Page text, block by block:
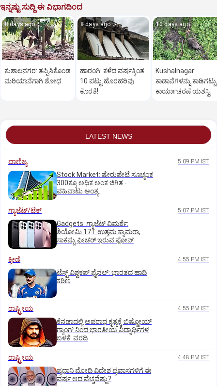
ಇನ್ನಷ್ಟು ಸುದ್ದಿ ಈ ವಿಭಾಗದಿಂದ
8 days ago
ಕುಶಾಲನಗರ: ತಪ್ಪಿಸಿಕೊಂಡ
ಮರಿಯಾನೆಗಾಗಿ ಶೋಧ
8 days ago
ಹಾರಂಗಿ: ಕಳೆದ ವರ್ಷಕ್ಕಿಂತ
10 ಪಟ್ಟು ಹೊರಹರಿವು
ಕೊರತೆ!
10 days ago
Kushalnagar:
ಕಾಡಾನೆಗಳನ್ನು
ಕಾರ್ಯಾಚರಣೆ ಯಶಸ್ವಿ
LATEST NEWS
ವಾಣಿಜ್ಯ 5:09 PM IST
Stock Market: ಷೇರುಪೇಟೆ ಸೂಚ್ಯಂಕ
300ಕ್ಕೂ ಅಧಿಕ ಅಂಕ ಜಿಗಿತ -
ವಹಿವಾಟು ಅಂತ್ಯ
ಗ್ಯಾಜೆಟ್/ಟೆಕ್ 5:07 PM IST
Gadgets: ಗ್ಯಾಜೆಟ್ ವಿಮರ್ಶೆ:
ಶಿಯೋಮಿ 17T ಉತ್ತಮ ಕ್ಯಾಮರಾ,
ಸಾಕಷ್ಟು ಫೀಚರ್ ಇರುವ ಫೋನ್
ಕ್ರೀಡೆ 4:55 PM IST
ಟೆಸ್ಟ್ ವಿಶ್ವಕಪ್‌ ಫೈನಲ್‌: ಭಾರತದ ಹಾದಿ
ಕಠಿಣ
ರಾಷ್ಟ್ರೀಯ 4:55 PM IST
ಕೆನಡಾದಲ್ಲಿ ಅಪರಾಧ ಕೃತ್ಯಕ್ಕೆ ಬಿಷ್ಣೋಯ್
ಗ್ಯಾಂಗ್ ನಿಂದ ಭಾರತೀಯ ವಿದ್ಯಾರ್ಥಿಗಳ
ಬಳಕೆ: ವರದಿ
ರಾಷ್ಟ್ರೀಯ 4:48 PM IST
ಪ್ರಧಾನಿ ಮೋದಿ ವಿದೇಶ ಪ್ರವಾಸಗಳಿಗೆ ಈ
ವರ್ಷ ಆದ ವೆಚ್ಚವೆಷ್ಟು?